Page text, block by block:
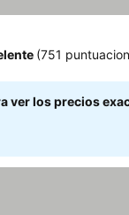
(751
ver los precios